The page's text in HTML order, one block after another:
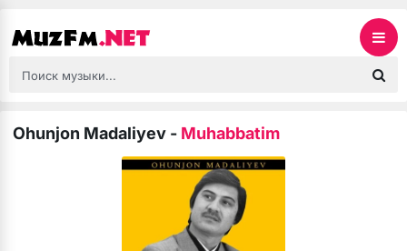
Ohunjon Madaliyev - Muhabbatim